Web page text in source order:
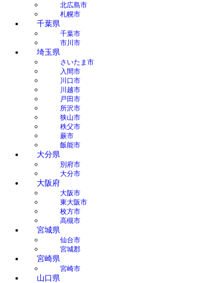
北広島市
札幌市
千葉県
千葉市
市川市
埼玉県
さいたま市
入間市
川口市
川越市
戸田市
所沢市
狭山市
秩父市
蕨市
飯能市
大分県
別府市
大分市
大阪府
大阪市
東大阪市
枚方市
高槻市
宮城県
仙台市
宮城郡
宮崎県
宮崎市
山口県